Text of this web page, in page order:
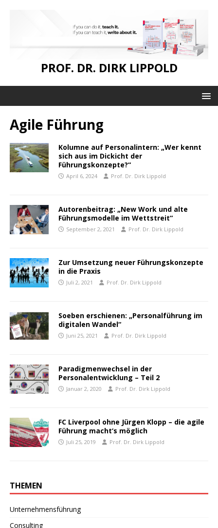
PROF. DR. DIRK LIPPOLD
Agile Führung
Kolumne auf Personalintern: „Wer kennt
sich aus im Dickicht der
Führungskonzepte?“
April 6, 2024 Prof. Dr. Dirk Lippold
Autorenbeitrag: „New Work und alte
Führungsmodelle im Wettstreit“
September 2, 2021 Prof. Dr. Dirk Lippold
Zur Umsetzung neuer Führungskonzepte
in die Praxis
Juli 2, 2021 Prof. Dr. Dirk Lippold
Soeben erschienen: „Personalführung im
digitalen Wandel“
Juni 25, 2021 Prof. Dr. Dirk Lippold
Paradigmenwechsel in der
Personalentwicklung – Teil 2
Januar 2, 2020 Prof. Dr. Dirk Lippold
FC Liverpool ohne Jürgen Klopp – die agile
Führung macht‘s möglich
Juli 25, 2019 Prof. Dr. Dirk Lippold
THEMEN
Unternehmensführung
Consulting